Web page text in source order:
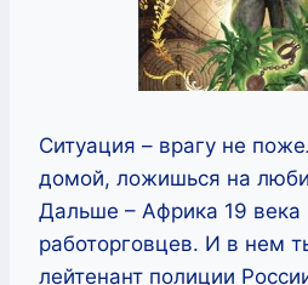
Ситуация – врагу не
домой, ложишься на
Дальше – Африка 19 века
работорговцев. И в нем
лейтенант полиции